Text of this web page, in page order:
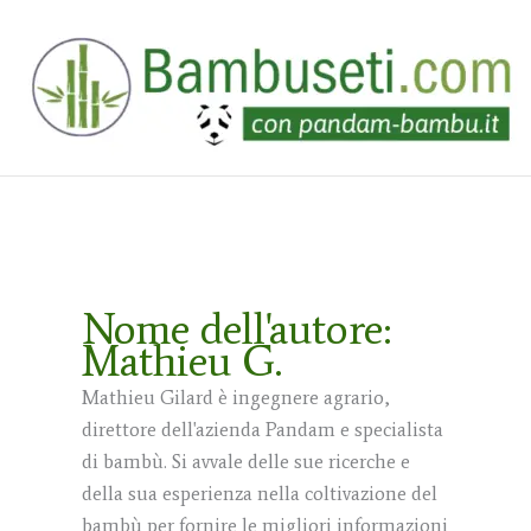
contenuto
Nome dell'autore:
Mathieu G.
Mathieu Gilard è ingegnere agrario,
direttore dell'azienda Pandam e specialista
di bambù. Si avvale delle sue ricerche e
della sua esperienza nella coltivazione del
bambù per fornire le migliori informazioni